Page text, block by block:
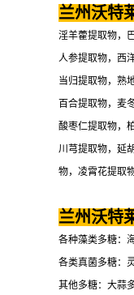
兰州沃特
淫羊藿提取物，
人参提取物，西
当归提取物，熟
百合提取物，麦
酸枣仁提取物，
川芎提取物，延
物，凌霄花提取
兰州沃特
各种藻类多糖：
各类真菌多糖：
其他多糖：大蒜